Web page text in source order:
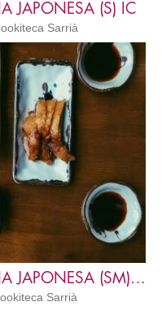
JAPONESA (S) IC
Sarrià
8. BASICOS DE LA COCINA JAPONESA (SM) IC
Sarrià